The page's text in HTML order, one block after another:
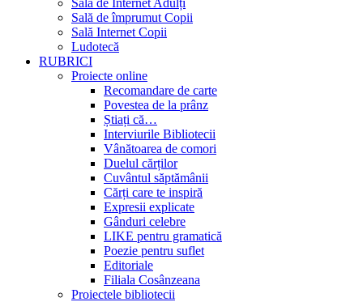
Sală de Internet Adulți
Sală de împrumut Copii
Sală Internet Copii
Ludotecă
RUBRICI
Proiecte online
Recomandare de carte
Povestea de la prânz
Știați că…
Interviurile Bibliotecii
Vânătoarea de comori
Duelul cărților
Cuvântul săptămânii
Cărți care te inspiră
Expresii explicate
Gânduri celebre
LIKE pentru gramatică
Poezie pentru suflet
Editoriale
Filiala Cosânzeana
Proiectele bibliotecii